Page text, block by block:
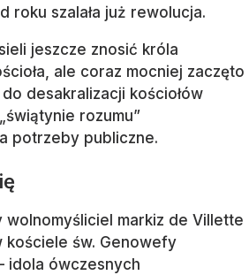
roku szalała już rewolucja.
jeszcze znosić króla
ale coraz mocniej zaczęto
desakralizacji kościołów
rozumu”
potrzeby publiczne.
wolnomyśliciel markiz de Villette
kościele św. Genowefy
idola ówczesnych